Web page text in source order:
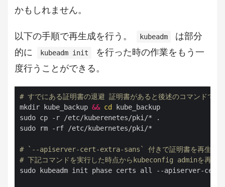
かもしれません。
以下の手順で再生成を行う。 kubeadm
は部分
的に
kubeadm init
を行った時の作業をもう一
度行うことができる。
# すでにある証明書の退避 証明書があると後述のコマンドで再
mkdir kube_backup && cd
kube_backup
sudo cp -r /etc/kuberenetes/pki/* .
sudo rm -rf /etc/kubernetes/pki/*
# `--apiserver-cert-extra-sans` 付きで証明書を再生成
# 下記コマンドを実行した時点からkubeconfig adminを再生
sudo kubeadm init phase certs all --apiserver-